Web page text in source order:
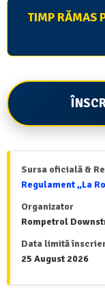
TIMP RĂMAS
Sursa oficială &
Regulament „La
Organizator
Rompetrol
Data limită
25 August 2026